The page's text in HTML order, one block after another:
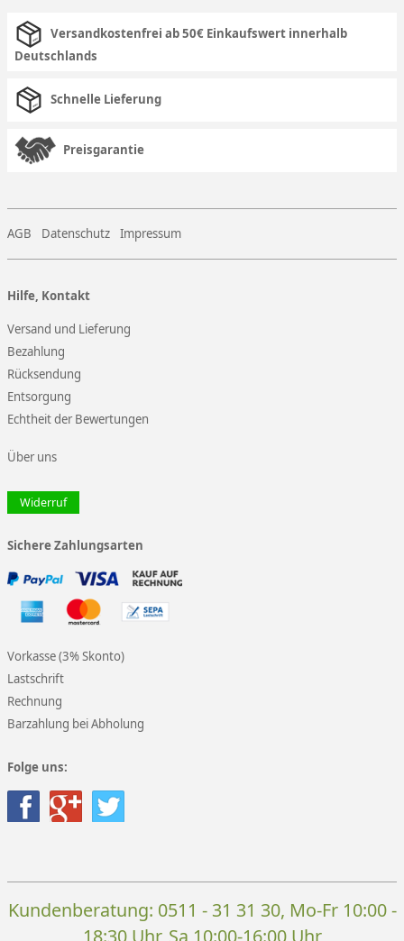
Versandkostenfrei ab 50€ Einkaufswert innerhalb
Deutschlands
Schnelle Lieferung
Preisgarantie
AGB Datenschutz Impressum
Hilfe, Kontakt
Versand und Lieferung
Bezahlung
Rücksendung
Entsorgung
Echtheit der Bewertungen
Über uns
Widerruf
Sichere Zahlungsarten
Vorkasse (3% Skonto)
Lastschrift
Rechnung
Barzahlung bei Abholung
Folge uns:
Kundenberatung: 0511 - 31 31 30, Mo-Fr 10:00 -
18:30 Uhr, Sa 10:00-16:00 Uhr